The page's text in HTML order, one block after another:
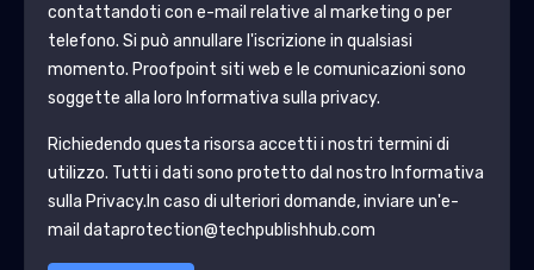
contattandoti con e-mail relative al marketing o per
telefono. Si può annullare l'iscrizione in qualsiasi
momento. Proofpoint siti web e le comunicazioni sono
soggette alla loro Informativa sulla privacy.
Richiedendo questa risorsa accetti i nostri termini di
utilizzo. Tutti i dati sono protetto dal nostro Informativa
sulla Privacy.In caso di ulteriori domande, inviare un'e-
mail dataprotection@techpublishhub.com